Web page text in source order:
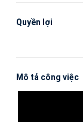
Quyền lợi
Mô tả công việc